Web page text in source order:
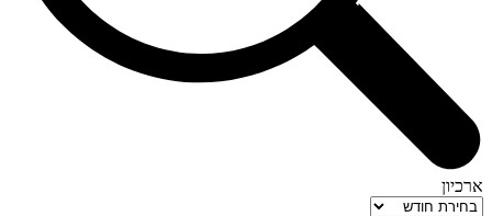
ארכיון
ארכיון